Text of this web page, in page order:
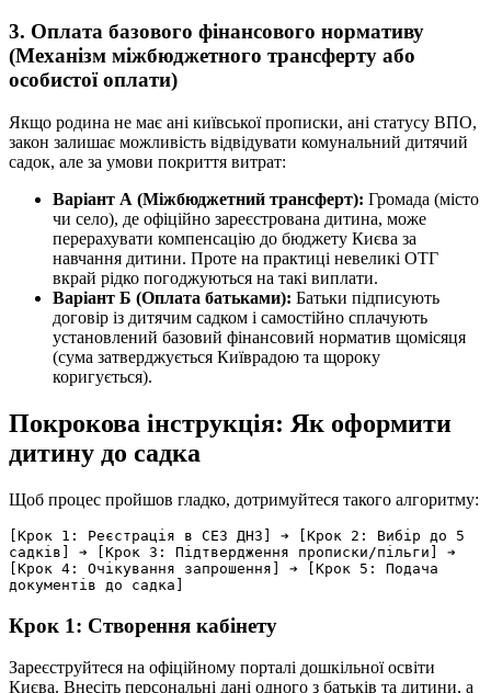
3. Оплата базового фінансового нормативу
(Механізм міжбюджетного трансферту або
особистої оплати)
Якщо родина не має ані київської прописки, ані статусу ВПО,
закон залишає можливість відвідувати комунальний дитячий
садок, але за умови покриття витрат:
Варіант А (Міжбюджетний трансферт): Громада (місто
чи село), де офіційно зареєстрована дитина, може
перерахувати компенсацію до бюджету Києва за
навчання дитини. Проте на практиці невеликі ОТГ
вкрай рідко погоджуються на такі виплати.
Варіант Б (Оплата батьками): Батьки підписують
договір із дитячим садком і самостійно сплачують
установлений базовий фінансовий норматив щомісяця
(сума затверджується Київрадою та щороку
коригується).
Покрокова інструкція: Як оформити
дитину до садка
Щоб процес пройшов гладко, дотримуйтеся такого алгоритму:
[Крок 1: Реєстрація в СЕЗ ДНЗ] ➔ [Крок 2: Вибір до 5
садків] ➔ [Крок 3: Підтвердження прописки/пільги] ➔
[Крок 4: Очікування запрошення] ➔ [Крок 5: Подача
Крок 1: Створення кабінету
Зареєструйтеся на офіційному порталі дошкільної освіти
Києва. Внесіть персональні дані одного з батьків та дитини, а